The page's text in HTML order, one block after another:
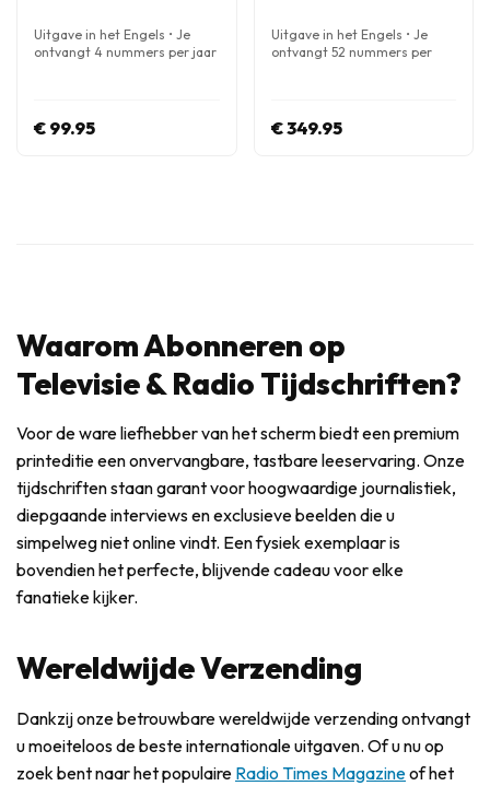
Uitgave in het Engels • Je
ontvangt 4 nummers per jaar
€ 99.95
Uitgave in het Engels • Je
ontvangt 52 nummers per
€ 349.95
Waarom Abonneren op
Televisie & Radio Tijdschriften?
Voor de ware liefhebber van het scherm biedt een premium
printeditie een onvervangbare, tastbare leeservaring. Onze
tijdschriften staan garant voor hoogwaardige journalistiek,
diepgaande interviews en exclusieve beelden die u
simpelweg niet online vindt. Een fysiek exemplaar is
bovendien het perfecte, blijvende cadeau voor elke
fanatieke kijker.
Wereldwijde Verzending
Dankzij onze betrouwbare wereldwijde verzending ontvangt
u moeiteloos de beste internationale uitgaven. Of u nu op
zoek bent naar het populaire Radio Times Magazineof het